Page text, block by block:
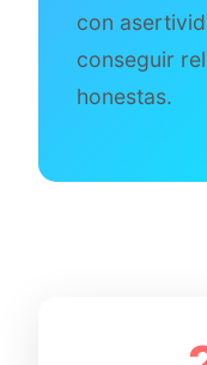
con
conseguir
honestas.